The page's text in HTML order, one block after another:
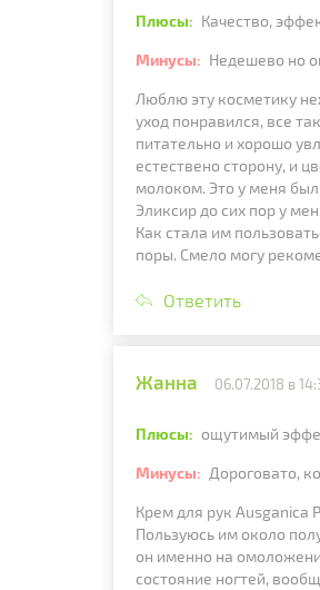
Плюсы: Качество,
Минусы: Недешево но
Люблю эту косметику
уход понравился, все
питательно и хорошо
естествено сторону, и
молоком. Это у меня
Эликсир до сих пор у
Как стала им
поры. Смело могу
Ответить
Жанна 06.07.2018 в
Плюсы: ощутимый
Минусы: Дороговато,
Крем для рук Ausganica
Пользуюсь им около
он именно на
состояние ногтей,